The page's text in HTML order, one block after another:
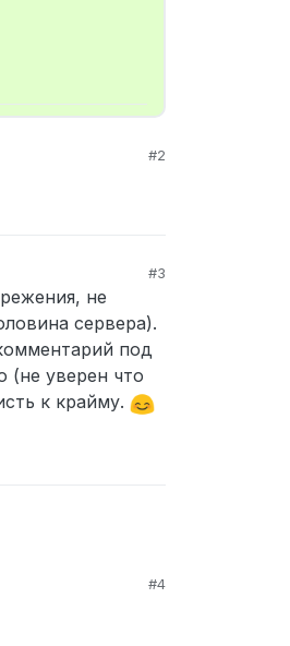
#2
#3
не
сервера).
под
(не уверен что
к крайму.
#4